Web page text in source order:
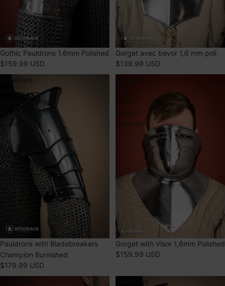
ÉPUISÉ
Gothic Pauldrons 1,6mm Polished
$159.99 USD
ÉPUISÉ
Gorget avec bevor 1,6 mm poli
$139.99 USD
Pauldrons
Bladebreakers
Champion
Burnished
ÉPUISÉ
Pauldrons with Bladebreakers
Champion Burnished
$179.99 USD
1,6mm
Polished
ÉPUISÉ
Gorget with Visor 1,6mm Polished
$159.99 USD
Pauldrons